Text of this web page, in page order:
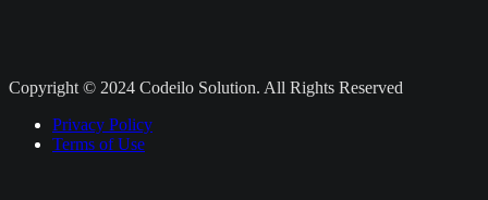
Copyright © 2024 Codeilo Solution. All Rights Reserved
Privacy Policy
Terms of Use